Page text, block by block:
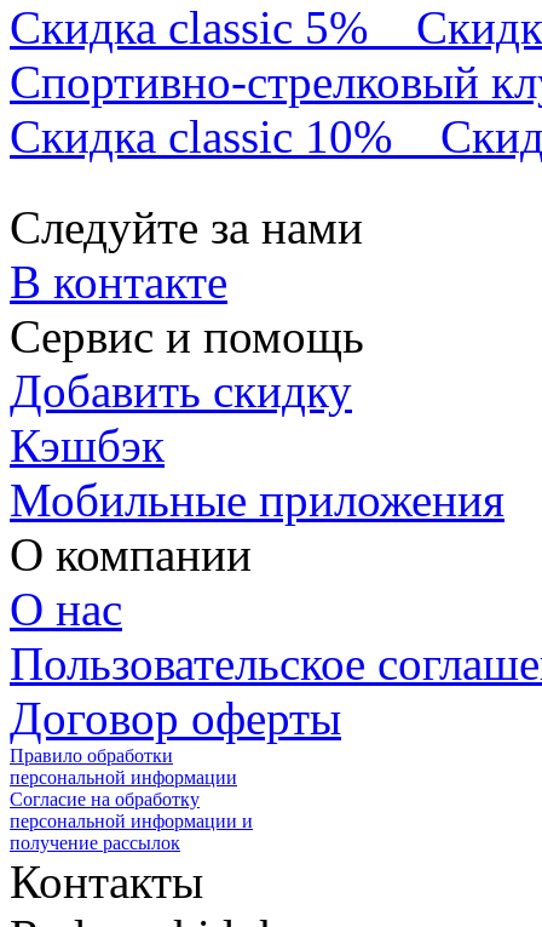
Скидка classic 5%
Спортивно-стрелковый
Скидка classic 10%
Следуйте за нами
В контакте
Сервис и помощь
Добавить скидку
Кэшбэк
Мобильные приложения
О компании
О нас
Пользовательское
Договор оферты
Правило обработки
персональной информации
Согласие на обработку
персональной информации и
получение рассылок
Контакты